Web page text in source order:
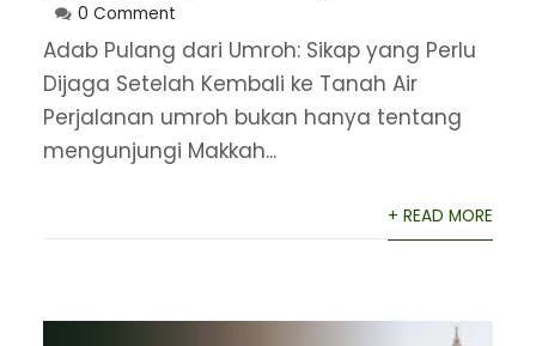
0 Comment
Adab Pulang dari Umroh: Sikap yang Perlu
Dijaga Setelah Kembali ke Tanah Air
Perjalanan umroh bukan hanya tentang
mengunjungi Makkah...
+ READ MORE